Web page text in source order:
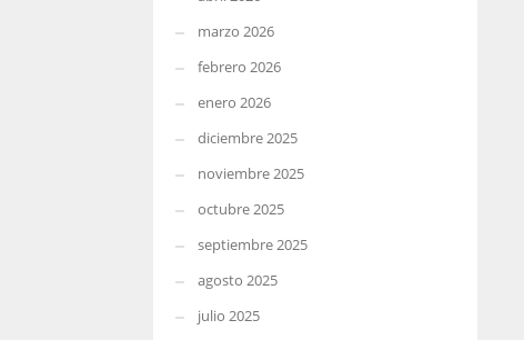
marzo 2026
febrero 2026
enero 2026
diciembre 2025
noviembre 2025
octubre 2025
septiembre 2025
agosto 2025
julio 2025